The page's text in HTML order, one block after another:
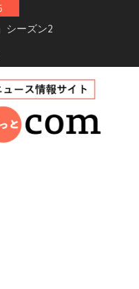
」キャス
・ブラザ
らすじ・